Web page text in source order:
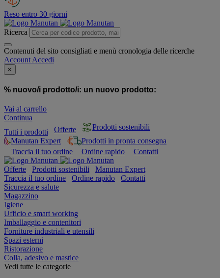
Reso entro 30 giorni
Ricerca
Contenuti del sito consigliati e menù cronologia delle ricerche
Account Accedi
×
% nuovo/i prodotto/i: un nuovo prodotto:
Vai al carrello
Continua
Tutti i prodotti
Offerte
Prodotti sostenibili
Manutan Expert
Prodotti in pronta consegna
Traccia il tuo ordine
Ordine rapido Contatti
Offerte Prodotti sostenibili
Manutan Expert
Traccia il tuo ordine
Ordine rapido
Contatti
Sicurezza e salute
Magazzino
Igiene
Ufficio e smart working
Imballaggio e contenitori
Forniture industriali e utensili
Spazi esterni
Ristorazione
Colla, adesivo e mastice
Vedi tutte le categorie